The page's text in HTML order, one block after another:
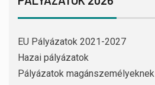
EU Pályázatok 2021-2027
Hazai pályázatok
Pályázatok magánszemélyeknek